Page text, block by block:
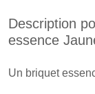
Description
essence
Un briquet